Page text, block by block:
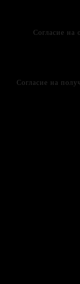
Согласие на
Согласие на